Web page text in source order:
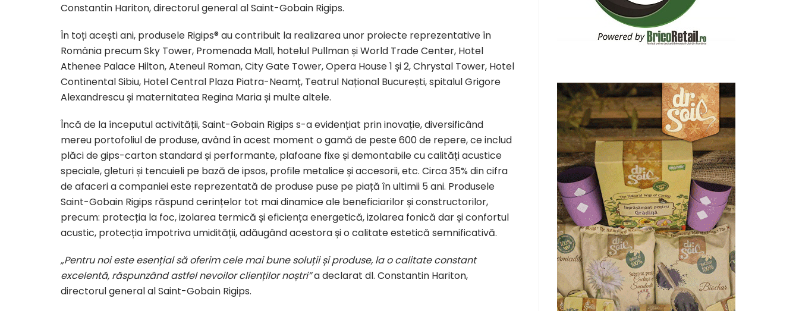
Constantin Hariton, directorul general al Saint-Gobain Rigips.
În toți acești ani, produsele Rigips® au contribuit la realizarea unor proiecte reprezentative în
România precum Sky Tower, Promenada Mall, hotelul Pullman și World Trade Center, Hotel
Athenee Palace Hilton, Ateneul Roman, City Gate Tower, Opera House 1 și 2, Chrystal Tower, Hotel
Continental Sibiu, Hotel Central Plaza Piatra-Neamț, Teatrul Național București, spitalul Grigore
Alexandrescu și maternitatea Regina Maria și multe altele.
Încă de la începutul activității, Saint-Gobain Rigips s-a evidențiat prin inovație, diversificând
mereu portofoliul de produse, având în acest moment o gamă de peste 600 de repere, ce includ
plăci de gips-carton standard și performante, plafoane fixe și demontabile cu calități acustice
speciale, gleturi și tencuieli pe bază de ipsos, profile metalice și accesorii, etc. Circa 35% din cifra
de afaceri a companiei este reprezentată de produse puse pe piață în ultimii 5 ani. Produsele
Saint-Gobain Rigips răspund cerințelor tot mai dinamice ale beneficiarilor și constructorilor,
precum: protecția la foc, izolarea termică și eficiența energetică, izolarea fonică dar și confortul
acustic, protecția împotriva umidității, adăugând acestora și o calitate estetică semnificativă.
„Pentru noi este esențial să oferim cele mai bune soluții și produse, la o calitate constant
excelentă, răspunzând astfel nevoilor clienților noștri”a declarat dl. Constantin Hariton,
directorul general al Saint-Gobain Rigips.